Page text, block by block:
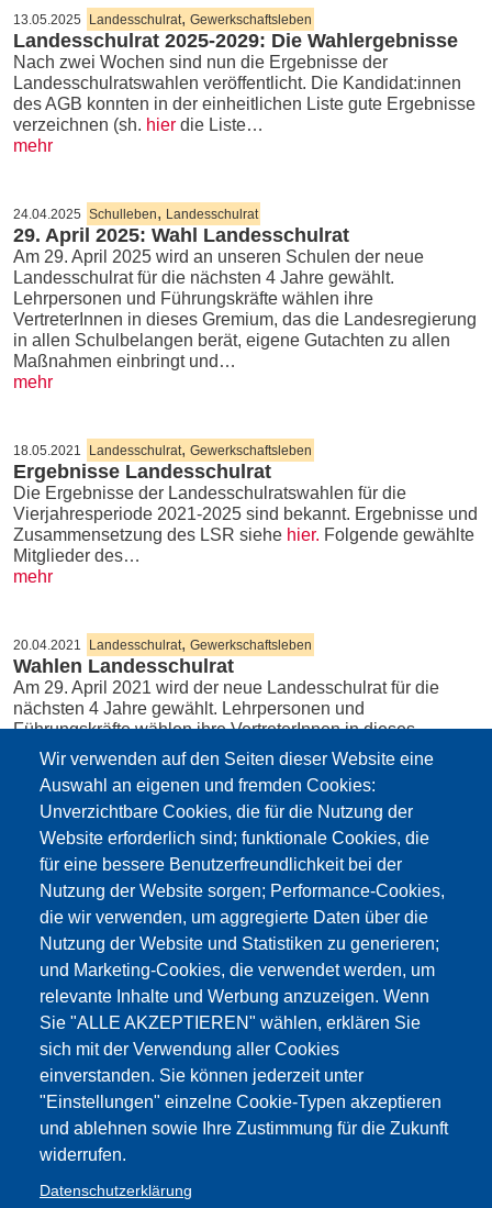
Wir verwenden auf den Seiten dieser Website eine
Auswahl an eigenen und fremden Cookies:
Unverzichtbare Cookies, die für die Nutzung der
Website erforderlich sind; funktionale Cookies, die
für eine bessere Benutzerfreundlichkeit bei der
Nutzung der Website sorgen; Performance-Cookies,
die wir verwenden, um aggregierte Daten über die
Nutzung der Website und Statistiken zu generieren;
und Marketing-Cookies, die verwendet werden, um
relevante Inhalte und Werbung anzuzeigen. Wenn
Sie "ALLE AKZEPTIEREN" wählen, erklären Sie
sich mit der Verwendung aller Cookies
einverstanden. Sie können jederzeit unter
"Einstellungen" einzelne Cookie-Typen akzeptieren
und ablehnen sowie Ihre Zustimmung für die Zukunft
widerrufen.
Datenschutzerklärung
13.05.2025 Landesschulrat, Gewerkschaftsleben
Landesschulrat 2025-2029: Die Wahlergebnisse
Nach zwei Wochen sind nun die Ergebnisse der
Landesschulratswahlen veröffentlicht. Die Kandidat:innen
des AGB konnten in der einheitlichen Liste gute Ergebnisse
verzeichnen (sh. hier die Liste…
mehr
24.04.2025 Schulleben, Landesschulrat
29. April 2025: Wahl Landesschulrat
Am 29. April 2025 wird an unseren Schulen der neue
Landesschulrat für die nächsten 4 Jahre gewählt.
Lehrpersonen und Führungskräfte wählen ihre
VertreterInnen in dieses Gremium, das die Landesregierung
in allen Schulbelangen berät, eigene Gutachten zu allen
Maßnahmen einbringt und…
mehr
18.05.2021 Landesschulrat, Gewerkschaftsleben
Ergebnisse Landesschulrat
Die Ergebnisse der Landesschulratswahlen für die
Vierjahresperiode 2021-2025 sind bekannt. Ergebnisse und
Zusammensetzung des LSR siehe hier. Folgende gewählte
Mitglieder des…
mehr
20.04.2021 Landesschulrat, Gewerkschaftsleben
Wahlen Landesschulrat
Am 29. April 2021 wird der neue Landesschulrat für die
nächsten 4 Jahre gewählt. Lehrpersonen und
Führungskräfte wählen ihre VertreterInnen in dieses
Gremium, das die Landesregierung in allen Schulbelangen
berät, eigene Gutachten zu allen Maßnahmen einbringt und
damit Entscheidungen…
mehr
Dokumente
Wahl des Landesschulrates am 29.
April 2025: Die Ergebnisse
Landesschulratswahlen 2025
Wahlen Landesschulrat 29. 04. 2021
Elezioni Consiglio scolastico Provinciale
Wahlen Landesschulrat 2016